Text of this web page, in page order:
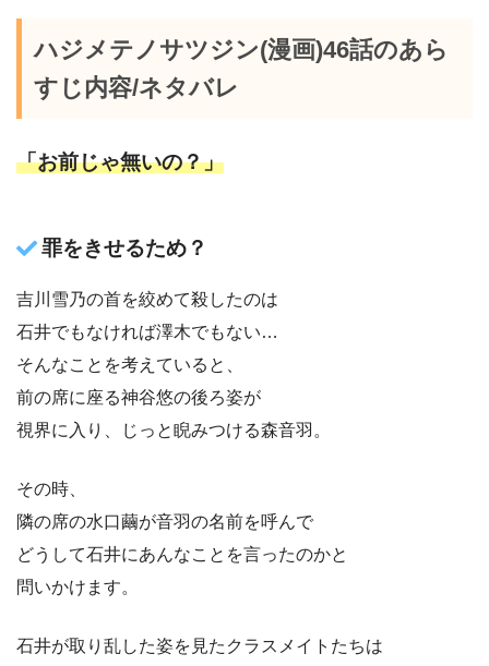
ハジメテノサツジン(漫画)46話のあら
すじ内容/ネタバレ
「お前じゃ無いの？」
罪をきせるため？
吉川雪乃の首を絞めて殺したのは
石井でもなければ澤木でもない…
そんなことを考えていると、
前の席に座る神谷悠の後ろ姿が
視界に入り、じっと睨みつける森音羽。
その時、
隣の席の水口繭が音羽の名前を呼んで
どうして石井にあんなことを言ったのかと
問いかけます。
石井が取り乱した姿を見たクラスメイトたちは